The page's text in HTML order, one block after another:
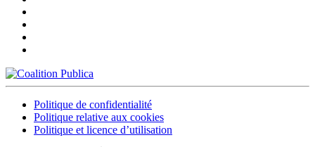
Politique de confidentialité
Politique relative aux cookies
Politique et licence d’utilisation